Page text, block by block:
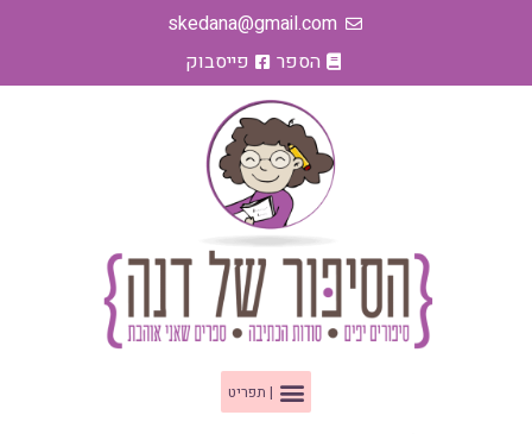
skedana@gmail.com
הספר
פייסבוק
תפריט